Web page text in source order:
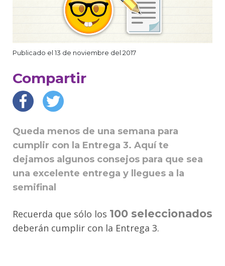
Publicado el 13 de noviembre del 2017
Compartir
Queda menos de una semana para
cumplir con la Entrega 3. Aquí te
dejamos algunos consejos para que sea
una excelente entrega y llegues a la
semifinal
Recuerda que sólo los 100 seleccionados
deberán cumplir con la Entrega 3.